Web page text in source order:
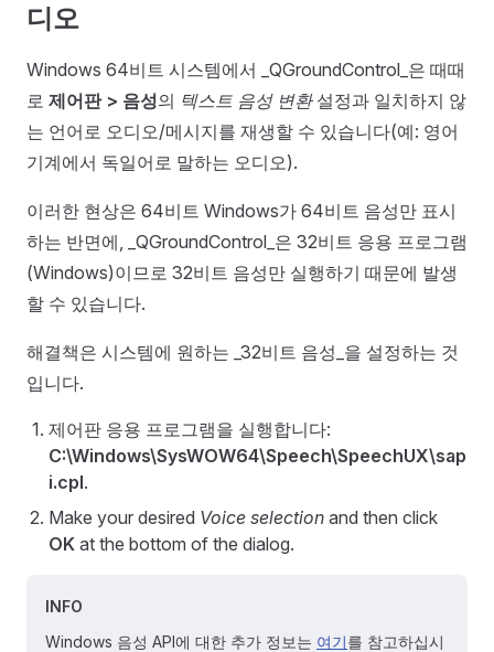
디오
Windows 64비트 시스템에서 _QGroundControl_은 때때
로 제어판 > 음성의 텍스트 음성 변환설정과 일치하지 않
는 언어로 오디오/메시지를 재생할 수 있습니다(예: 영어
기계에서 독일어로 말하는 오디오).
이러한 현상은 64비트 Windows가 64비트 음성만 표시
하는 반면에, _QGroundControl_은 32비트 응용 프로그램
(Windows)이므로 32비트 음성만 실행하기 때문에 발생
할 수 있습니다.
해결책은 시스템에 원하는 _32비트 음성_을 설정하는 것
입니다.
제어판 응용 프로그램을 실행합니다:
C:\Windows\SysWOW64\Speech\SpeechUX\sap
i.cpl.
Make your desired Voice selection and then click
OK at the bottom of the dialog.
INFO
Windows 음성 API에 대한 추가 정보는 여기를 참고하십시